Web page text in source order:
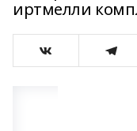
иртмелли